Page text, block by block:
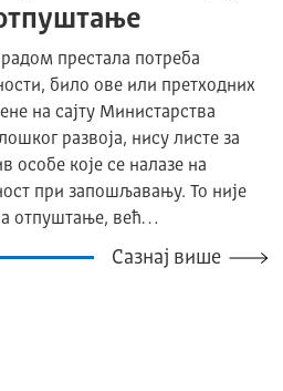
престала потреба
било ове или претходних
на сајту Министарства
развоја, нису листе за
особе које се налазе на
при запошљавању. То није
отпуштање, већ…
Сазнај више